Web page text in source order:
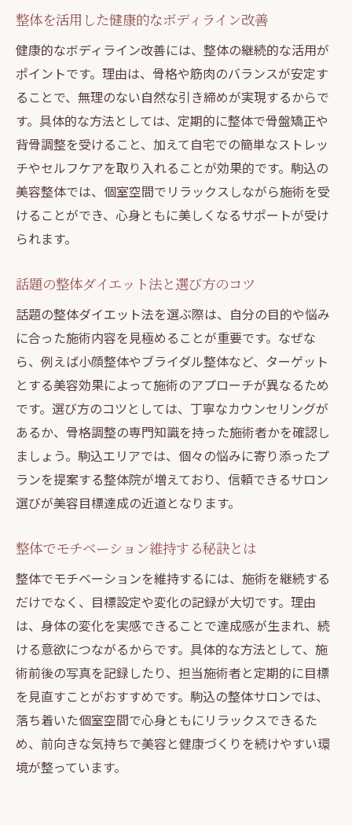
整体を活用した健康的なボディライン改善
健康的なボディライン改善には、整体の継続的な活用が
ポイントです。理由は、骨格や筋肉のバランスが安定す
ることで、無理のない自然な引き締めが実現するからで
す。具体的な方法としては、定期的に整体で骨盤矯正や
背骨調整を受けること、加えて自宅での簡単なストレッ
チやセルフケアを取り入れることが効果的です。駒込の
美容整体では、個室空間でリラックスしながら施術を受
けることができ、心身ともに美しくなるサポートが受け
られます。
話題の整体ダイエット法と選び方のコツ
話題の整体ダイエット法を選ぶ際は、自分の目的や悩み
に合った施術内容を見極めることが重要です。なぜな
ら、例えば小顔整体やブライダル整体など、ターゲット
とする美容効果によって施術のアプローチが異なるため
です。選び方のコツとしては、丁寧なカウンセリングが
あるか、骨格調整の専門知識を持った施術者かを確認し
ましょう。駒込エリアでは、個々の悩みに寄り添ったプ
ランを提案する整体院が増えており、信頼できるサロン
選びが美容目標達成の近道となります。
整体でモチベーション維持する秘訣とは
整体でモチベーションを維持するには、施術を継続する
だけでなく、目標設定や変化の記録が大切です。理由
は、身体の変化を実感できることで達成感が生まれ、続
ける意欲につながるからです。具体的な方法として、施
術前後の写真を記録したり、担当施術者と定期的に目標
を見直すことがおすすめです。駒込の整体サロンでは、
落ち着いた個室空間で心身ともにリラックスできるた
め、前向きな気持ちで美容と健康づくりを続けやすい環
境が整っています。